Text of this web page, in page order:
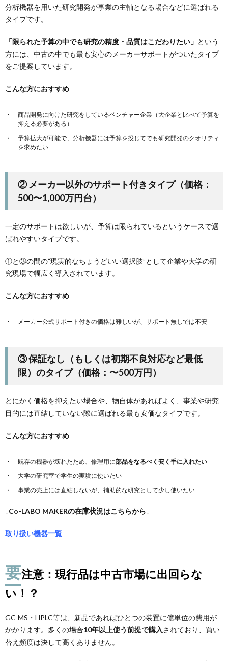
分析機器を用いた研究開発が事業の主軸となる場合などに選ばれる
タイプです。
「限られた予算の中でも研究の精度・品質はこだわりたい」 という
方には、中古の中でも最も安心のメーカーサポートがついたタイプ
をご提案しています。
こんな方におすすめ
商品開発に向けた研究をしているベンチャー企業（大企業と比べて予算を
抑える必要がある）
予算拡大が可能で、分析機器には予算を投じてでも研究開発のクオリティ
を求めたい
② メーカー以外のサポート付きタイプ（価格：
500〜1,000万円台）
一定のサポートは欲しいが、予算は限られているというケースで選
ばれやすいタイプです。
①と③の間の”現実的なちょうどいい選択肢”として企業や大学の研
究現場で幅広く導入されています。
こんな方におすすめ
メーカー公式サポート付きの価格は難しいが、サポート無しでは不安
③ 保証なし（もしくは初期不良対応など最低
限）のタイプ（価格：〜500万円）
とにかく価格を抑えたい場合や、物自体があればよく、事業や研究
目的には直結していない際に選ばれる最も安価なタイプです。
こんな方におすすめ
既存の機器が壊れたため、修理用に部品をなるべく安く手に入れたい
大学の研究室で学生の実験に使いたい
事業の売上には直結しないが、補助的な研究として少し使いたい
↓Co-LABO MAKERの在庫状況はこちらから↓
取り扱い機器一覧
要注意：現行品は中古市場に出回らな
い！？
GC-MS・HPLC等は、新品であればひとつの装置に億単位の費用が
かかります。多くの場合10年以上使う前提で購入されており、買い
替え頻度は決して高くありません。